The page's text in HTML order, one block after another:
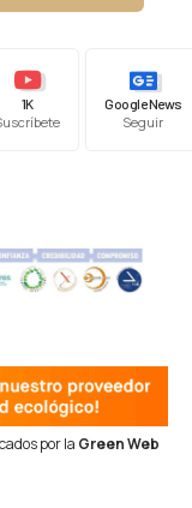
1K Google News
Seguir
por la Green Web